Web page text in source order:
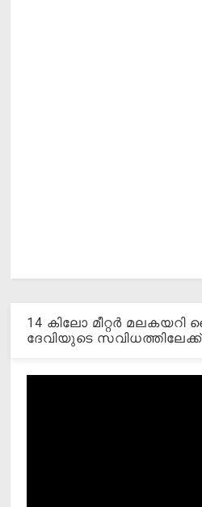
14 കിലോ മീറ്റര്‍
ദേവിയുടെ സവിധത്തിലേക്ക്